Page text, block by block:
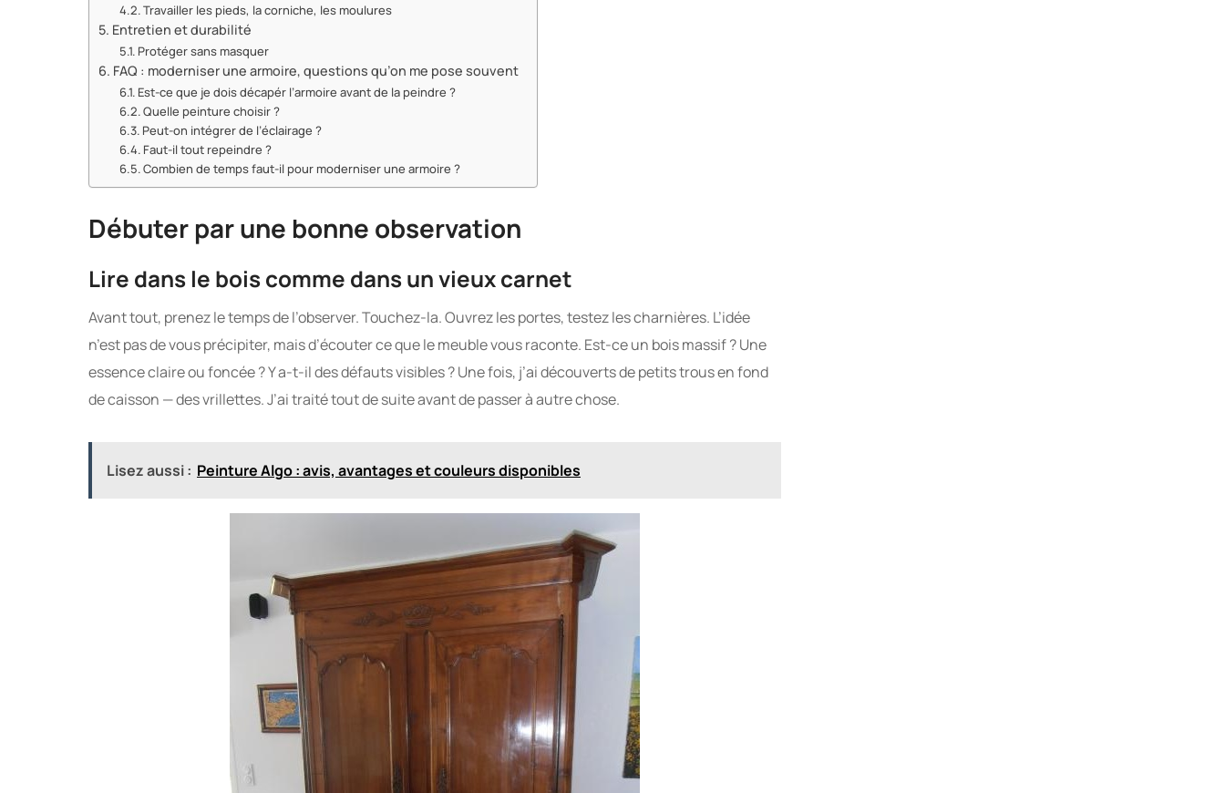
Travailler les pieds, la corniche, les moulures
Entretien et durabilité
Protéger sans masquer
FAQ : moderniser une armoire, questions qu’on me pose souvent
Est-ce que je dois décapér l’armoire avant de la peindre ?
Quelle peinture choisir ?
Peut-on intégrer de l’éclairage ?
Faut-il tout repeindre ?
Combien de temps faut-il pour moderniser une armoire ?
Débuter par une bonne observation
Lire dans le bois comme dans un vieux carnet
Avant tout, prenez le temps de l’observer. Touchez-la. Ouvrez les portes, testez les charnières. L’idée
n’est pas de vous précipiter, mais d’écouter ce que le meuble vous raconte. Est-ce un bois massif ? Une
essence claire ou foncée ? Y a-t-il des défauts visibles ? Une fois, j’ai découverts de petits trous en fond
de caisson — des vrillettes. J’ai traité tout de suite avant de passer à autre chose.
Lisez aussi : Peinture Algo : avis, avantages et couleurs disponibles